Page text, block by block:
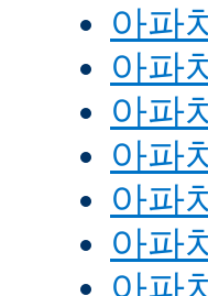
아파
아파
아파
아파
아파
아파
아파